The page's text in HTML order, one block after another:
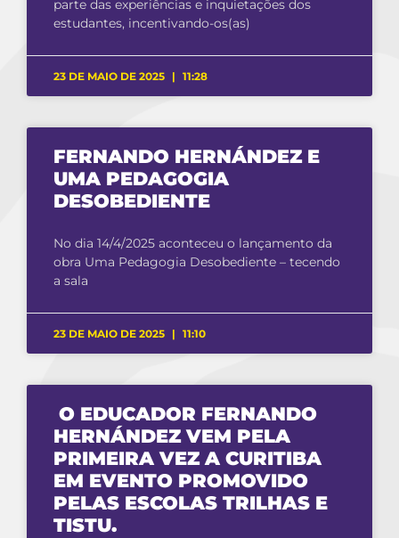
parte das experiências e inquietações dos
estudantes, incentivando-os(as)
23 DE MAIO DE 2025 11:28
FERNANDO HERNÁNDEZ E
UMA PEDAGOGIA
DESOBEDIENTE
No dia 14/4/2025 aconteceu o lançamento da
obra Uma Pedagogia Desobediente – tecendo
a sala
23 DE MAIO DE 2025 11:10
O EDUCADOR FERNANDO
HERNÁNDEZ VEM PELA
PRIMEIRA VEZ A CURITIBA
EM EVENTO PROMOVIDO
PELAS ESCOLAS TRILHAS E
TISTU.